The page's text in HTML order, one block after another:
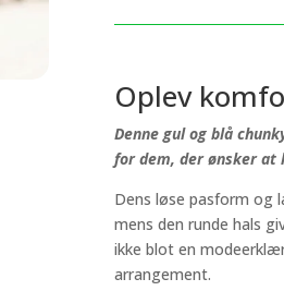
Oplev
Denne gul og blå
for dem, der ønsker at
Dens løse pasform og
mens den runde hals
ikke blot en
arrangement.